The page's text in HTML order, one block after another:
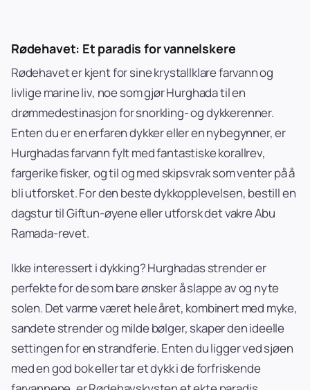
Rødehavet: Et paradis for vannelskere
Rødehavet er kjent for sine krystallklare farvann og
livlige marine liv, noe som gjør Hurghada til en
drømmedestinasjon for snorkling- og dykkerenner.
Enten du er en erfaren dykker eller en nybegynner, er
Hurghadas farvann fylt med fantastiske korallrev,
fargerike fisker, og til og med skipsvrak som venter på å
bli utforsket. For den beste dykkopplevelsen, bestill en
dagstur til Giftun-øyene eller utforsk det vakre Abu
Ramada-revet.
Ikke interessert i dykking? Hurghadas strender er
perfekte for de som bare ønsker å slappe av og nyte
solen. Det varme været hele året, kombinert med myke,
sandete strender og milde bølger, skaper den ideelle
settingen for en strandferie. Enten du ligger ved sjøen
med en god bok eller tar et dykk i de forfriskende